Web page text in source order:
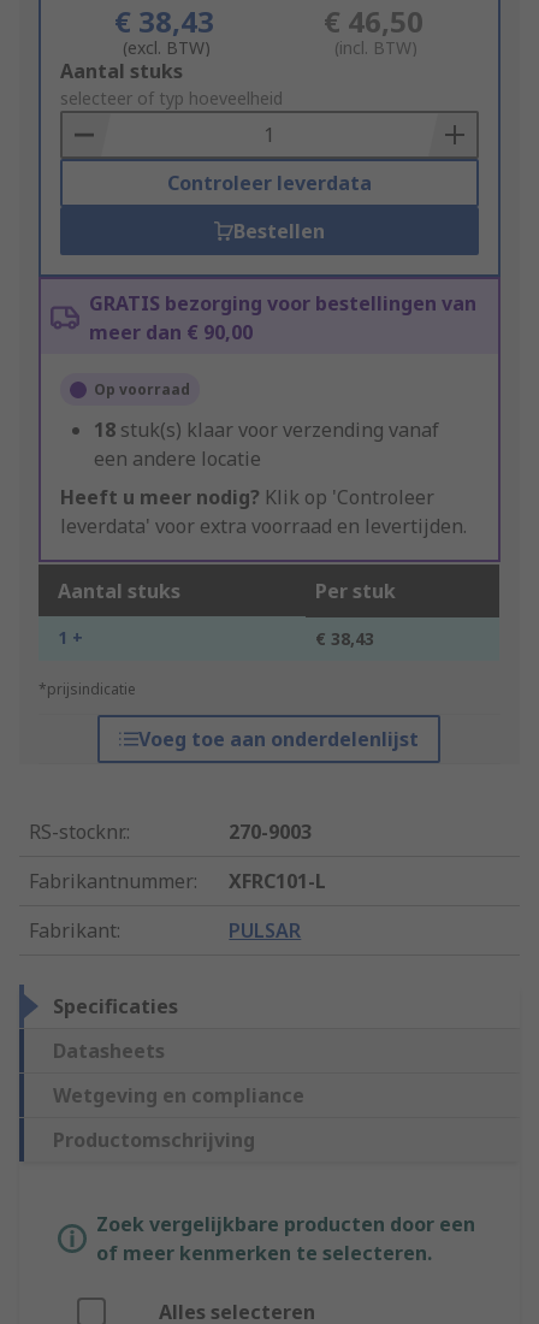
€ 38,43
(excl. BTW)
€ 46,50
(incl. BTW)
Add
to
Basket
Aantal stuks
selecteer of typ hoeveelheid
Controleer leverdata
Bestellen
GRATIS bezorging voor bestellingen van
meer dan € 90,00
Op voorraad
18 stuk(s) klaar voor verzending vanaf
een andere locatie
Heeft u meer nodig? Klik op 'Controleer
leverdata' voor extra voorraad en levertijden.
Aantal stuks Per stuk
1 + € 38,43
*prijsindicatie
Voeg toe aan onderdelenlijst
RS-stocknr.:
270-9003
Fabrikantnummer:
XFRC101-L
Fabrikant: PULSAR
Specificaties
Datasheets
Wetgeving en compliance
Productomschrijving
Zoek vergelijkbare producten door een
of meer kenmerken te selecteren.
Alles selecteren